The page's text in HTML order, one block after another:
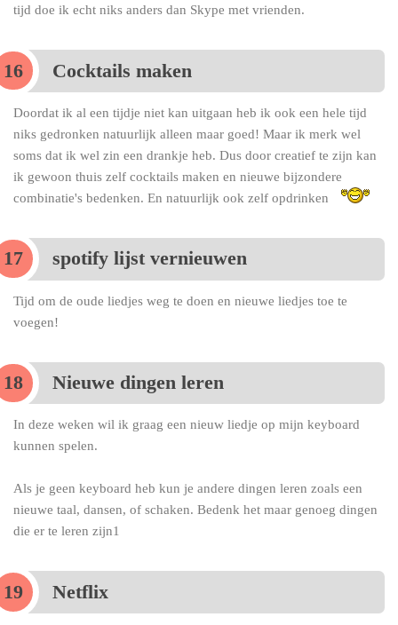
tijd doe ik echt niks anders dan Skype met vrienden.
Cocktails maken
Doordat ik al een tijdje niet kan uitgaan heb ik ook een hele tijd
niks gedronken natuurlijk alleen maar goed! Maar ik merk wel
soms dat ik wel zin een drankje heb. Dus door creatief te zijn kan
ik gewoon thuis zelf cocktails maken en nieuwe bijzondere
combinatie's bedenken. En natuurlijk ook zelf opdrinken
spotify lijst vernieuwen
Tijd om de oude liedjes weg te doen en nieuwe liedjes toe te
voegen!
Nieuwe dingen leren
In deze weken wil ik graag een nieuw liedje op mijn keyboard
kunnen spelen.
Als je geen keyboard heb kun je andere dingen leren zoals een
nieuwe taal, dansen, of schaken. Bedenk het maar genoeg dingen
die er te leren zijn1
Netflix